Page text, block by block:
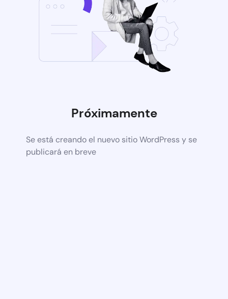
Próximamente
Se está creando el nuevo sitio WordPress y se
publicará en breve